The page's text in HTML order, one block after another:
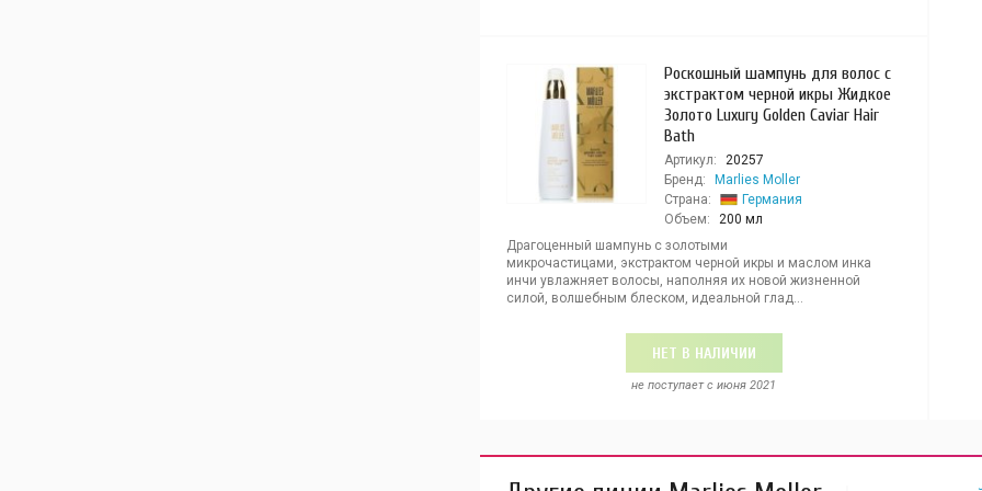
Роскошный шампунь для волос с
экстрактом черной икры Жидкое
Золото Luxury Golden Caviar Hair
Bath
Артикул:
20257
Бренд:
Marlies Moller
Страна:
Германия
Объем:
200 мл
Драгоценный шампунь с золотыми
микрочастицами, экстрактом черной икры и маслом инка
инчи увлажняет волосы, наполняя их новой жизненной
силой, волшебным блеском, идеальной глад...
НЕТ В НАЛИЧИИ
не поступает c июня 2021